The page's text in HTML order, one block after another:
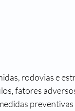
fatores